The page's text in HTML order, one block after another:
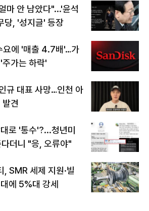
마 안 남았다"...'윤석
당, '성지글' 등장
요에 '매출 4.7배'…가
가는 하락'
규 대표 사망…인천 아
견
로 '통수'?...청년미
더니 "응, 오류야"
, SMR 세제 지원·빌
에 5%대 강세